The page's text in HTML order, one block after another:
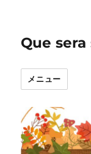
Que
メニュー